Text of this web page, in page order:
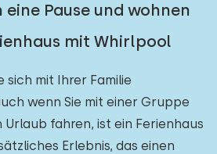
eine Pause und wohnen
mit Whirlpool
sich mit Ihrer Familie
wenn Sie mit einer Gruppe
Urlaub fahren, ist ein Ferienhaus
Erlebnis, das einen